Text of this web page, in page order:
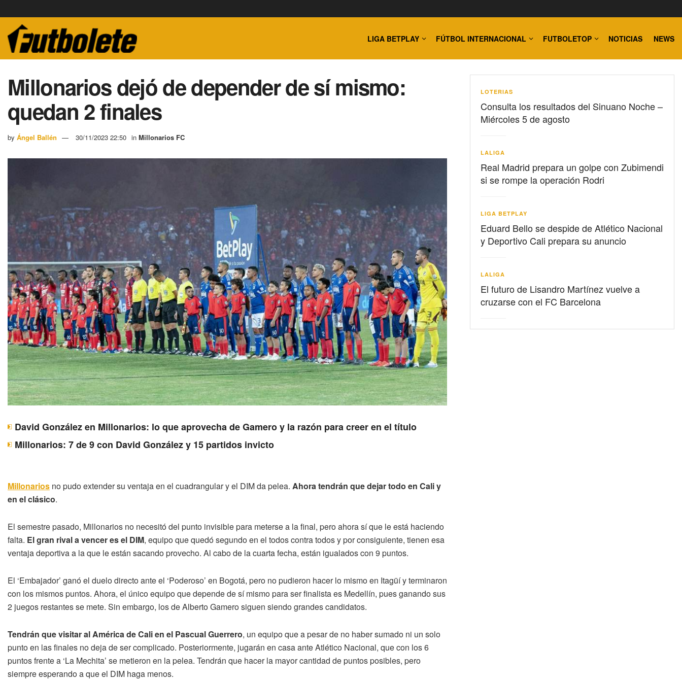
LIGA BETPLAY FÚTBOL INTERNACIONAL FUTBOLETOP NOTICIAS NEWS
Millonarios dejó de depender de sí mismo:
quedan 2 finales
by Ángel Ballén 30/11/2023 22:50 in Millonarios FC
David González en Millonarios: lo que aprovecha de Gamero y la razón para creer en el título
Millonarios: 7 de 9 con David González y 15 partidos invicto
Millonarios no pudo extender su ventaja en el cuadrangular y el DIM da pelea. Ahora tendrán que dejar todo en Cali y
en el clásico.
El semestre pasado, Millonarios no necesitó del punto invisible para meterse a la final, pero ahora sí que le está haciendo
falta. El gran rival a vencer es el DIM, equipo que quedó segundo en el todos contra todos y por consiguiente, tienen esa
ventaja deportiva a la que le están sacando provecho. Al cabo de la cuarta fecha, están igualados con 9 puntos.
El ‘Embajador’ ganó el duelo directo ante el ‘Poderoso’ en Bogotá, pero no pudieron hacer lo mismo en Itagüí y terminaron
con los mismos puntos. Ahora, el único equipo que depende de sí mismo para ser finalista es Medellín, pues ganando sus
2 juegos restantes se mete. Sin embargo, los de Alberto Gamero siguen siendo grandes candidatos.
Tendrán que visitar al América de Cali en el Pascual Guerrero, un equipo que a pesar de no haber sumado ni un solo
punto en las finales no deja de ser complicado. Posteriormente, jugarán en casa ante Atlético Nacional, que con los 6
puntos frente a ‘La Mechita’ se metieron en la pelea. Tendrán que hacer la mayor cantidad de puntos posibles, pero
siempre esperando a que el DIM haga menos.
LOTERIAS
Consulta los resultados del Sinuano Noche –
Miércoles 5 de agosto
LALIGA
Real Madrid prepara un golpe con Zubimendi
si se rompe la operación Rodri
LIGA BETPLAY
Eduard Bello se despide de Atlético Nacional
y Deportivo Cali prepara su anuncio
LALIGA
El futuro de Lisandro Martínez vuelve a
cruzarse con el FC Barcelona